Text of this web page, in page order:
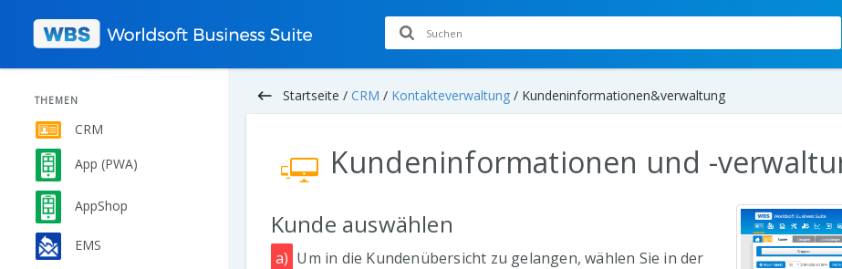
THEMEN
CRM
App (PWA)
AppShop
EMS
keyboard_backspace Startseite / CRM / Kontakteverwaltung / Kundeninformationen&verwaltung
Kundeninformationen und -
Kunde auswählen
a) Um in die Kundenübersicht zu gelangen, wählen Sie in der